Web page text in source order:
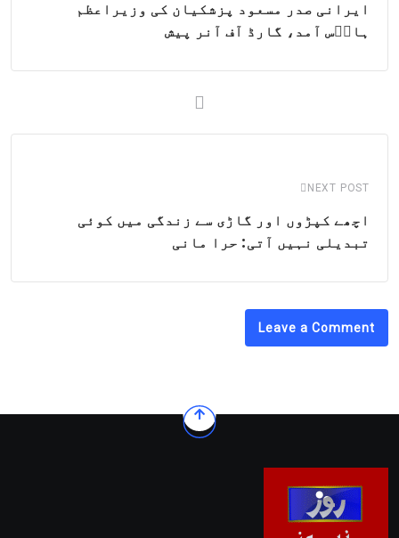
ایرانی صدر مسعود پزشکیان کی وزیراعظم
ہاوۤس آمد، گارڈ آف آنر پیش
NEXT POST
اچھے کپڑوں اور گاڑی سے زندگی میں کوئی
تبدیلی نہیں آتی: حرا مانی
Leave a Comment